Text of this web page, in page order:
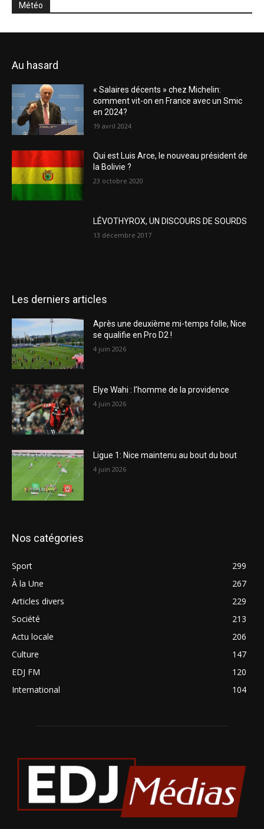
Météo
Au hasard
« Salaires décents » chez Michelin:
comment vit-on en France avec un Smic
en 2024?
19 avril 2024
Qui est Luis Arce, le nouveau président de
la Bolivie ?
23 octobre 2020
LÉVOTHYROX, UN DISCOURS DE SOURDS
13 décembre 2017
Les derniers articles
Après une deuxième mi-temps folle, Nice
se qualifie en Pro D2 !
4 juin 2026
Elye Wahi : l’homme de la providence
4 juin 2026
Ligue 1: Nice maintenu au bout du bout
4 juin 2026
Nos catégories
Sport
299
À la Une
267
Articles divers
229
Société
213
Actu locale
206
Culture
147
EDJ FM
120
International
104